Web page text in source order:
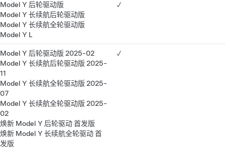
Model Y 后轮驱动版
Model Y 长续航后轮驱动版
Model Y 长续航全轮驱动版
Model Y L
✓
Model Y 后轮驱动版 2025-02
Model Y 长续航后轮驱动版 2025-
11
Model Y 长续航全轮驱动版 2025-
07
Model Y 长续航全轮驱动版 2025-
02
焕新 Model Y 后轮驱动 首发版
焕新 Model Y 长续航全轮驱动 首
发版
✓